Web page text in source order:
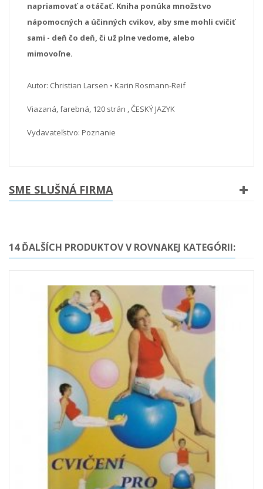
napriamovať a otáčať. Kniha ponúka množstvo
nápomocných a účinných cvikov, aby sme mohli cvičiť
sami - deň čo deň, či už plne vedome, alebo
mimovoľne.
Autor: Christian Larsen • Karin Rosmann-Reif
Viazaná, farebná, 120 strán , ČESKÝ JAZYK
Vydavateľstvo: Poznanie
SME SLUŠNÁ FIRMA
14 ĎALŠÍCH PRODUKTOV V ROVNAKEJ KATEGÓRII: